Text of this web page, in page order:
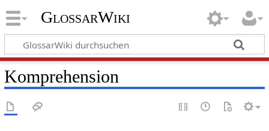
GlossarWiki
Komprehension